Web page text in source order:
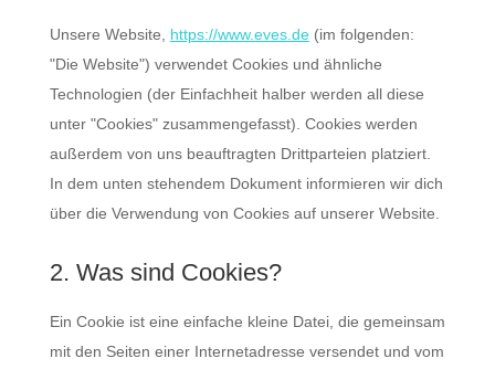
Unsere Website, https://www.eves.de(im folgenden:
"Die Website") verwendet Cookies und ähnliche
Technologien (der Einfachheit halber werden all diese
unter "Cookies" zusammengefasst). Cookies werden
außerdem von uns beauftragten Drittparteien platziert.
In dem unten stehendem Dokument informieren wir dich
über die Verwendung von Cookies auf unserer Website.
2. Was sind Cookies?
Ein Cookie ist eine einfache kleine Datei, die gemeinsam
mit den Seiten einer Internetadresse versendet und vom